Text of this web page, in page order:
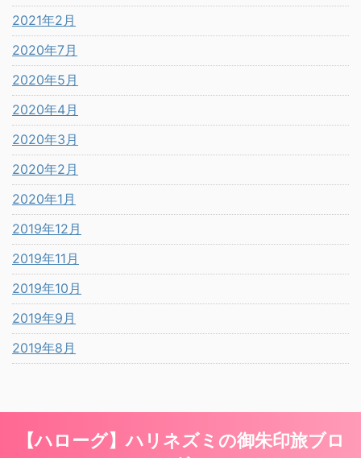
2021年2月
2020年7月
2020年5月
2020年4月
2020年3月
2020年2月
2020年1月
2019年12月
2019年11月
2019年10月
2019年9月
2019年8月
【ハローグ】ハリネズミの御朱印旅ブロ